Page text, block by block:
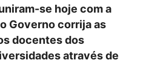
se hoje com a
Governo corrija as
docentes dos
através de